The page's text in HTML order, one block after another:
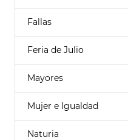
Fallas
Feria de Julio
Mayores
Mujer e Igualdad
Naturia